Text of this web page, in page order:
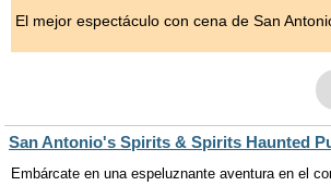
El mejor espectáculo con cena de San
San Antonio's Spirits & Spirits Haunted
Embárcate en una espeluznante aventura en el